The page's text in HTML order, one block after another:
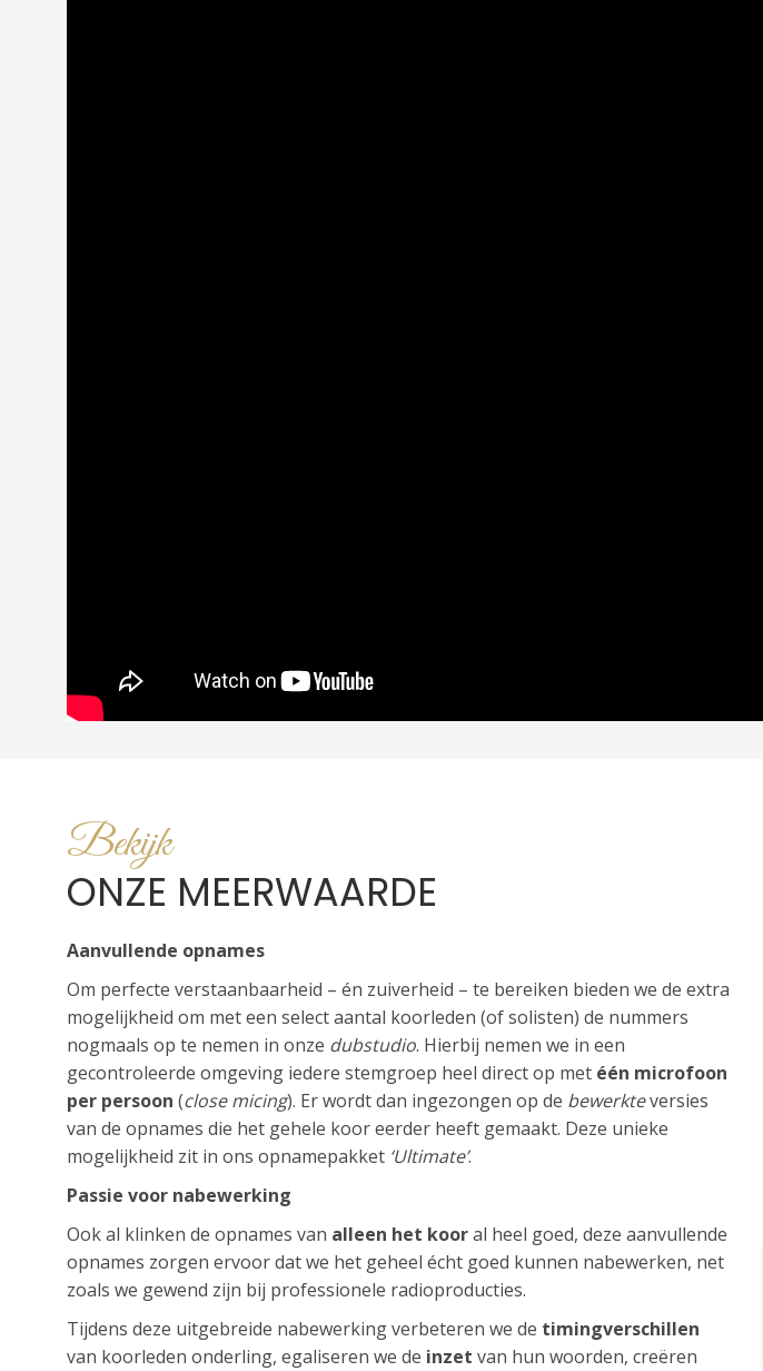
Bekijk
ONZE MEERWAARDE
Aanvullende opnames
Om perfecte verstaanbaarheid – én zuiverheid – te bereiken bieden we de extra
mogelijkheid om met een select aantal koorleden (of solisten) de nummers
nogmaals op te nemen in onze dubstudio. Hierbij nemen we in een
gecontroleerde omgeving iedere stemgroep heel direct op met één microfoon
per persoon (close micing). Er wordt dan ingezongen op de bewerkteversies
van de opnames die het gehele koor eerder heeft gemaakt. Deze unieke
mogelijkheid zit in ons opnamepakket ‘Ultimate’.
Passie voor nabewerking
Ook al klinken de opnames van alleen het kooral heel goed, deze aanvullende
opnames zorgen ervoor dat we het geheel écht goed kunnen nabewerken, net
zoals we gewend zijn bij professionele radioproducties.
Tijdens deze uitgebreide nabewerking verbeteren we de timingverschillen
van koorleden onderling, egaliseren we de inzet van hun woorden, creëren